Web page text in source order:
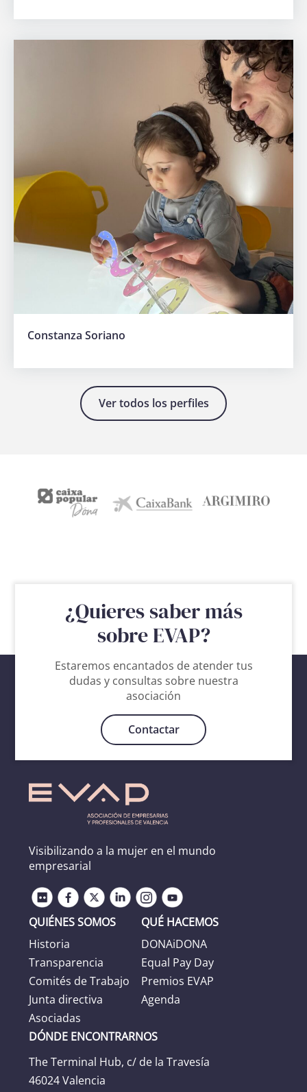
Hazte
socia
Constanza Soriano
Ver todos los perfiles
¿Quieres saber más
sobre EVAP?
Estaremos encantados de atender tus
dudas y consultas sobre nuestra
asociación
Contactar
Visibilizando a la mujer en el mundo
empresarial
QUIÉNES SOMOS
Historia
Transparencia
Comités de Trabajo
Junta directiva
Asociadas
QUÉ HACEMOS
DONAiDONA
Equal Pay Day
Premios EVAP
Agenda
DÓNDE ENCONTRARNOS
The Terminal Hub, c/ de la Travesía
46024 Valencia